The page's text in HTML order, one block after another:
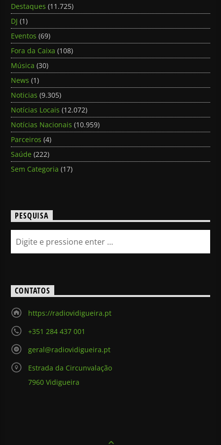
Destaques (11.725)
DJ (1)
Eventos (69)
Fora da Caixa (108)
Música (30)
News (1)
Noticias (9.305)
Notícias Locais (12.072)
Notícias Nacionais (10.959)
Parceiros (4)
Saúde (222)
Sem Categoria (17)
PESQUISA
CONTATOS
https://radiovidigueira.pt
+351 284 437 001
geral@radiovidigueira.pt
Estrada da Circunvalação
7960 Vidigueira